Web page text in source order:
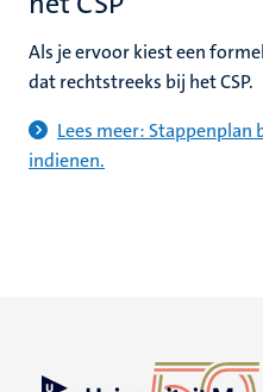
Als je ervoor kiest een
dat rechtstreeks bij het CSP.
Lees meer:
indienen.